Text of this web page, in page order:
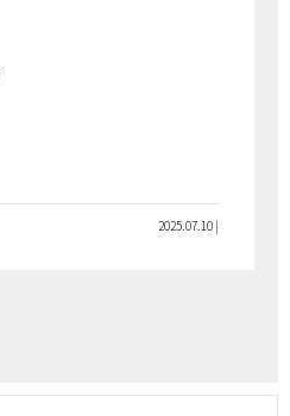
2025.07.10 |